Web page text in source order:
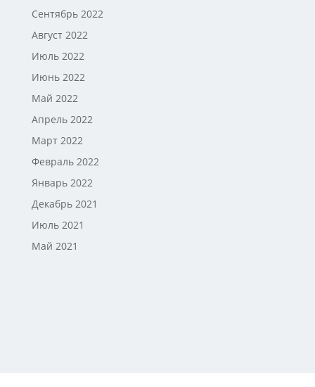
Сентябрь 2022
Август 2022
Июль 2022
Июнь 2022
Май 2022
Апрель 2022
Март 2022
Февраль 2022
Январь 2022
Декабрь 2021
Июль 2021
Май 2021